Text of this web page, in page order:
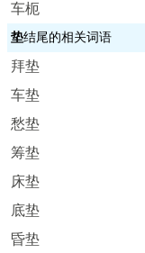
车枙
垫结尾的相关词语
拜垫
车垫
愁垫
筹垫
床垫
底垫
昏垫